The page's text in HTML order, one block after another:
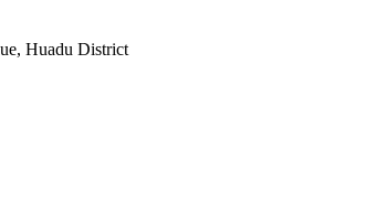
Huadu District